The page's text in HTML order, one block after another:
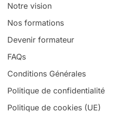
Notre vision
Nos formations
Devenir formateur
FAQs
Conditions Générales
Politique de confidentialité
Politique de cookies (UE)